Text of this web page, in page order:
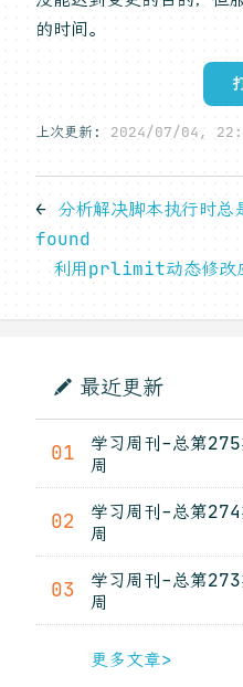
的时间。
上次更新: 2024/07/04,
← 分析解决脚本执行时
found
利用prlimit动态修改
最近更新
01
学习周刊-总第
周
02
学习周刊-总第
周
03
学习周刊-总第
周
更多文章>